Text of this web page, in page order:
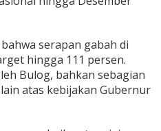
serapan gabah di
hingga 111 persen.
Bulog, bahkan sebagian
atas kebijakan Gubernur